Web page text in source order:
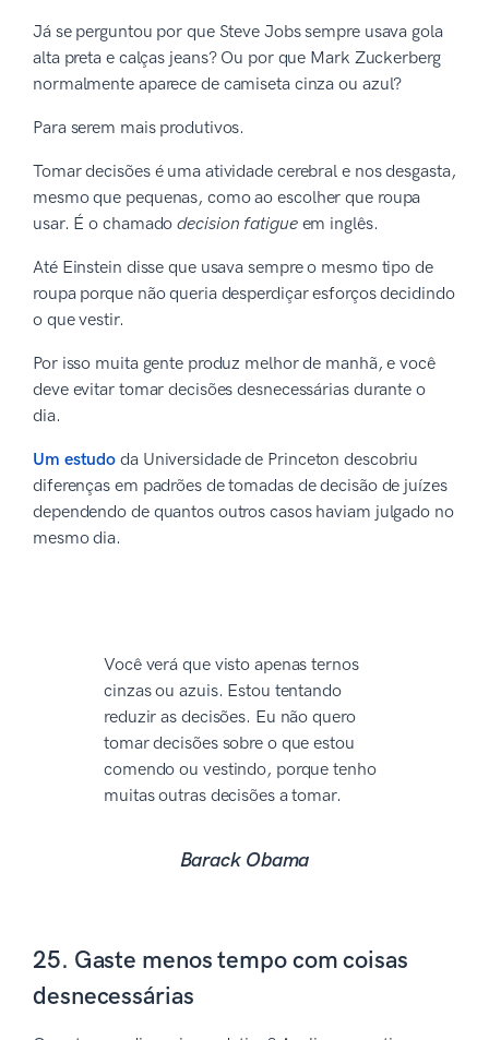
Já se perguntou por que Steve Jobs sempre usava gola
alta preta e calças jeans? Ou por que Mark Zuckerberg
normalmente aparece de camiseta cinza ou azul?
Para serem mais produtivos.
Tomar decisões é uma atividade cerebral e nos desgasta,
mesmo que pequenas, como ao escolher que roupa
usar. É o chamadodecision fatigueem inglês.
Até Einstein disse que usava sempre o mesmo tipo de
roupa porque não queria desperdiçar esforços decidindo
o que vestir.
Por isso muita gente produz melhor de manhã, e você
deve evitar tomar decisões desnecessárias durante o
dia.
Um estudo da Universidade de Princeton descobriu
diferenças em padrões de tomadas de decisão de juízes
dependendo de quantos outros casos haviam julgado no
mesmo dia.
Você verá que visto apenas ternos
cinzas ou azuis. Estou tentando
reduzir as decisões. Eu não quero
tomar decisões sobre o que estou
comendo ou vestindo, porque tenho
muitas outras decisões a tomar.
Barack Obama
25. Gaste menos tempo com coisas
desnecessárias